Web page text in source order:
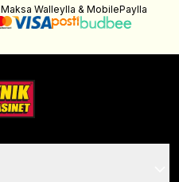
Maksa Walleylla & MobilePaylla